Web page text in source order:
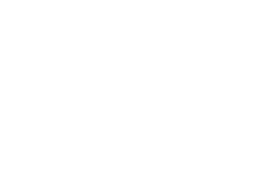
that cookies are used to help us analyze how the website is used and to offer